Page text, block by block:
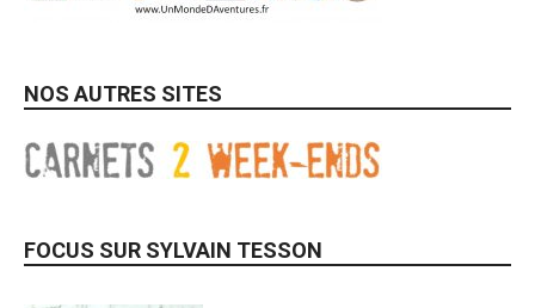
NOS AUTRES SITES
FOCUS SUR SYLVAIN TESSON